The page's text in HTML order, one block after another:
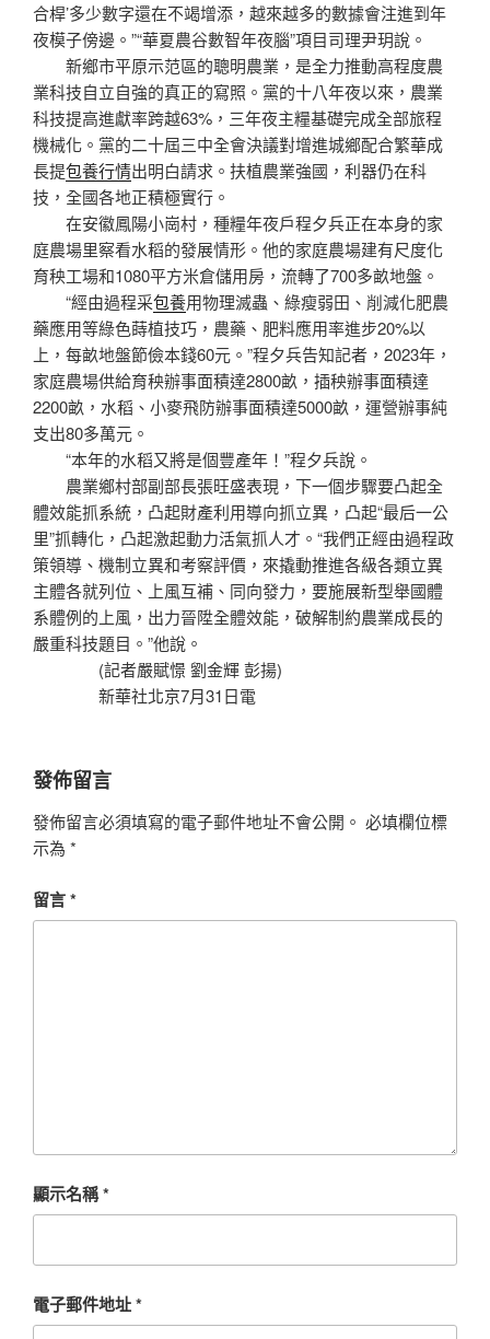
合桿’多少數字還在不竭增添，越來越多的數據會注進到年
夜模子傍邊。”“華夏農谷數智年夜腦”項目司理尹玥說。
新鄉市平原示范區的聰明農業，是全力推動高程度農
業科技自立自強的真正的寫照。黨的十八年夜以來，農業
科技提高進獻率跨越63%，三年夜主糧基礎完成全部旅程
機械化。黨的二十屆三中全會決議對增進城鄉配合繁華成
長提包養行情出明白請求。扶植農業強國，利器仍在科
技，全國各地正積極實行。
在安徽鳳陽小崗村，種糧年夜戶程夕兵正在本身的家
庭農場里察看水稻的發展情形。他的家庭農場建有尺度化
育秧工場和1080平方米倉儲用房，流轉了700多畝地盤。
“經由過程采包養用物理滅蟲、綠瘦弱田、削減化肥農
藥應用等綠色蒔植技巧，農藥、肥料應用率進步20%以
上，每畝地盤節儉本錢60元。”程夕兵告知記者，2023年，
家庭農場供給育秧辦事面積達2800畝，插秧辦事面積達
2200畝，水稻、小麥飛防辦事面積達5000畝，運營辦事純
支出80多萬元。
“本年的水稻又將是個豐產年！”程夕兵說。
農業鄉村部副部長張旺盛表現，下一個步驟要凸起全
體效能抓系統，凸起財產利用導向抓立異，凸起“最后一公
里”抓轉化，凸起激起動力活氣抓人才。“我們正經由過程政
策領導、機制立異和考察評價，來撬動推進各級各類立異
主體各就列位、上風互補、同向發力，要施展新型舉國體
系體例的上風，出力晉陞全體效能，破解制約農業成長的
嚴重科技題目。”他說。
(記者嚴賦憬 劉金輝 彭揚)
新華社北京7月31日電
發佈留言
發佈留言必須填寫的電子郵件地址不會公開。 必填欄位標
示為 *
留言*
顯示名稱*
電子郵件地址*